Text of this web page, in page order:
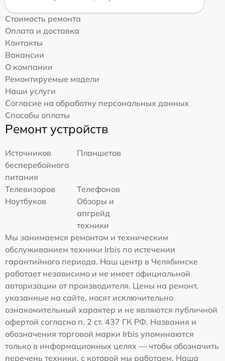
Стоимость ремонта
Оплата и доставка
Контакты
Вакансии
О компании
Ремонтируемые модели
Наши услуги
Согласие на обработку персональных данных
Способы оплаты
Ремонт устройств
Источников
бесперебойного
питания
Планшетов
Телевизоров
Телефонов
Ноутбуков
Обзоры и
апгрейд
техники
Мы занимаемся ремонтом и техническим
обслуживанием техники Irbis по истечении
гарантийного периода. Наш центр в Челябинске
работает независимо и не имеет официальной
авторизации от производителя. Цены на ремонт,
указанные на сайте, носят исключительно
ознакомительный характер и не являются публичной
офертой согласно п. 2 ст. 437 ГК РФ. Названия и
обозначения торговой марки Irbis упоминаются
только в информационных целях — чтобы обозначить
перечень техники, с которой мы работаем. Наша